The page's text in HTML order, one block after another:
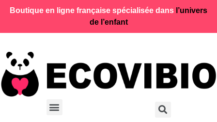
Boutique en ligne française spécialisée dans l’univers
de l’enfant